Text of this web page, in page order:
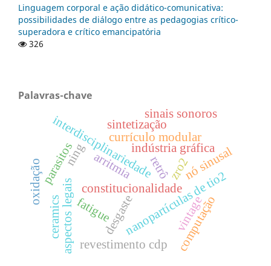
Linguagem corporal e ação didático-comunicativa:
possibilidades de diálogo entre as pedagogias crítico-
superadora e crítico emancipatória
326
Palavras-chave
nanopartículas de tio2
ning
constitucionalidade
aspectos legais
interdisciplinariedade
desgaste
revestimento cdp
vintage
retrô
currículo modular
arritmia
indústria gráfica
sintetização
sinais sonoros
parasitos
computação
ceramics
zro2
fatigue
oxidação nó sinusal